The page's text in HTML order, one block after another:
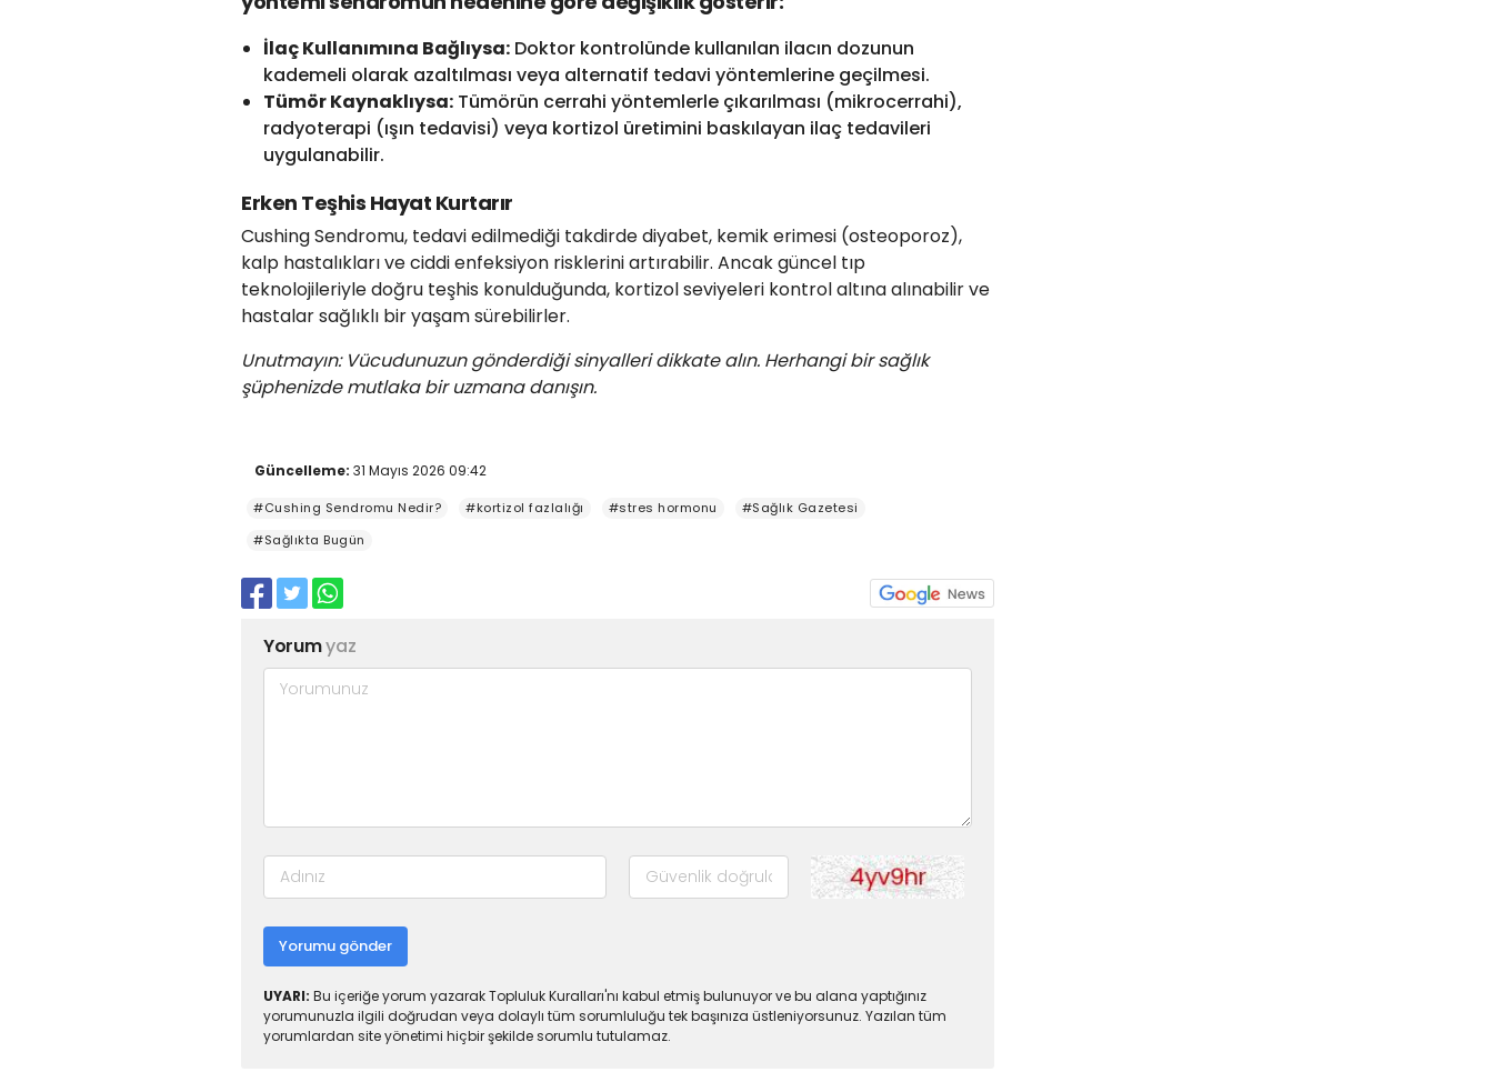
İlaç Kullanımına Bağlıysa: Doktor kontrolünde kullanılan ilacın dozunun
kademeli olarak azaltılması veya alternatif tedavi yöntemlerine geçilmesi.
Tümör Kaynaklıysa: Tümörün cerrahi yöntemlerle çıkarılması (mikrocerrahi),
radyoterapi (ışın tedavisi) veya kortizol üretimini baskılayan ilaç tedavileri
uygulanabilir.
Erken Teşhis Hayat Kurtarır
Cushing Sendromu, tedavi edilmediği takdirde diyabet, kemik erimesi (osteoporoz),
kalp hastalıkları ve ciddi enfeksiyon risklerini artırabilir. Ancak güncel tıp
teknolojileriyle doğru teşhis konulduğunda, kortizol seviyeleri kontrol altına alınabilir ve
hastalar sağlıklı bir yaşam sürebilirler.
Unutmayın: Vücudunuzun gönderdiği sinyalleri dikkate alın. Herhangi bir sağlık
şüphenizde mutlaka bir uzmana danışın.
Güncelleme: 31 Mayıs 2026 09:42
#Cushing Sendromu Nedir? #kortizol fazlalığı #stres hormonu
#Sağlık Gazetesi
#Sağlıkta Bugün
Yorumyaz
Yorumu gönder
UYARI: Bu içeriğe yorum yazarak Topluluk Kuralları'nı kabul etmiş bulunuyor ve bu alana yaptığınız
yorumunuzla ilgili doğrudan veya dolaylı tüm sorumluluğu tek başınıza üstleniyorsunuz. Yazılan tüm
yorumlardan site yönetimi hiçbir şekilde sorumlu tutulamaz.